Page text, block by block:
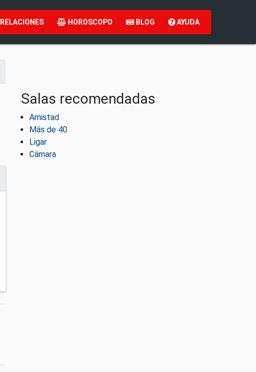
RELACIONES HOROSCOPO BLOG AYUDA
Salas recomendadas
Amistad
Más de 40
Ligar
Cámara